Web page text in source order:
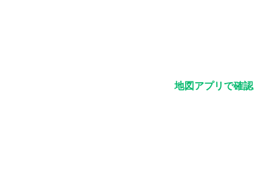
地図アプリで確認